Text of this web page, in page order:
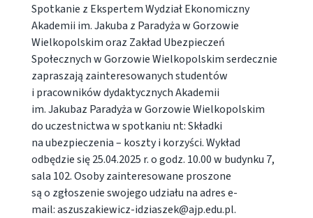
Spotkanie z Ekspertem Wydział Ekonomiczny
Akademii im. Jakuba z Paradyża w Gorzowie
Wielkopolskim oraz Zakład Ubezpieczeń
Społecznych w Gorzowie Wielkopolskim serdecznie
zapraszają zainteresowanych studentów
i pracowników dydaktycznych Akademii
im. Jakubaz Paradyża w Gorzowie Wielkopolskim
do uczestnictwa w spotkaniu nt: Składki
na ubezpieczenia – koszty i korzyści. Wykład
odbędzie się 25.04.2025 r. o godz. 10.00 w budynku 7,
sala 102. Osoby zainteresowane proszone
są o zgłoszenie swojego udziału na adres e-
mail: aszuszakiewicz-idziaszek@ajp.edu.pl.